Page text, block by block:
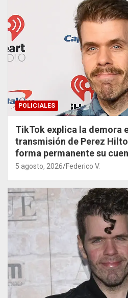
POLICIALES
TikTok explica la demora
transmisión de Perez
forma permanente su
5 agosto, 2026 Federico V.